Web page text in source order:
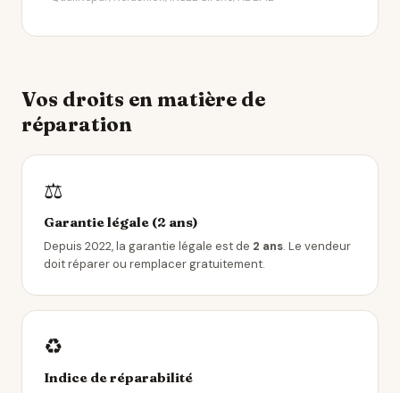
Vos droits en matière de
réparation
⚖️
Garantie légale (2 ans)
Depuis 2022, la garantie légale est de 2 ans. Le vendeur
doit réparer ou remplacer gratuitement.
♻️
Indice de réparabilité